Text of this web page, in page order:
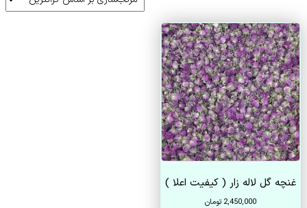
غنچه گل لاله زار ( کیفیت اعلا )
2,450,000 تومان